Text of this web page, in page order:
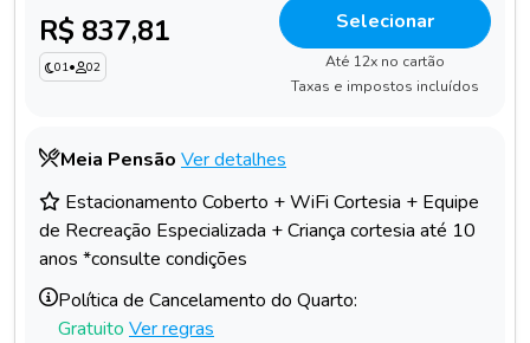
R$ 837,81
01• 02
Selecionar
Até 12x no cartão
Taxas e impostos incluídos
Meia Pensão Ver detalhes
Estacionamento Coberto + WiFi Cortesia + Equipe
de Recreação Especializada + Criança cortesia até 10
anos *consulte condições
Política de Cancelamento do Quarto:
Gratuito Ver regras